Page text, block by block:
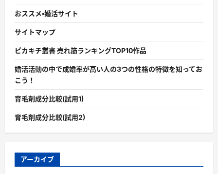
おススメ・婚活サイト
サイトマップ
ピカキチ叢書 売れ筋ランキングTOP10作品
婚活活動の中で成婚率が高い人の3つの性格の特徴を知ってお
こう！
育毛剤成分比較(試用1)
育毛剤成分比較(試用2)
アーカイブ